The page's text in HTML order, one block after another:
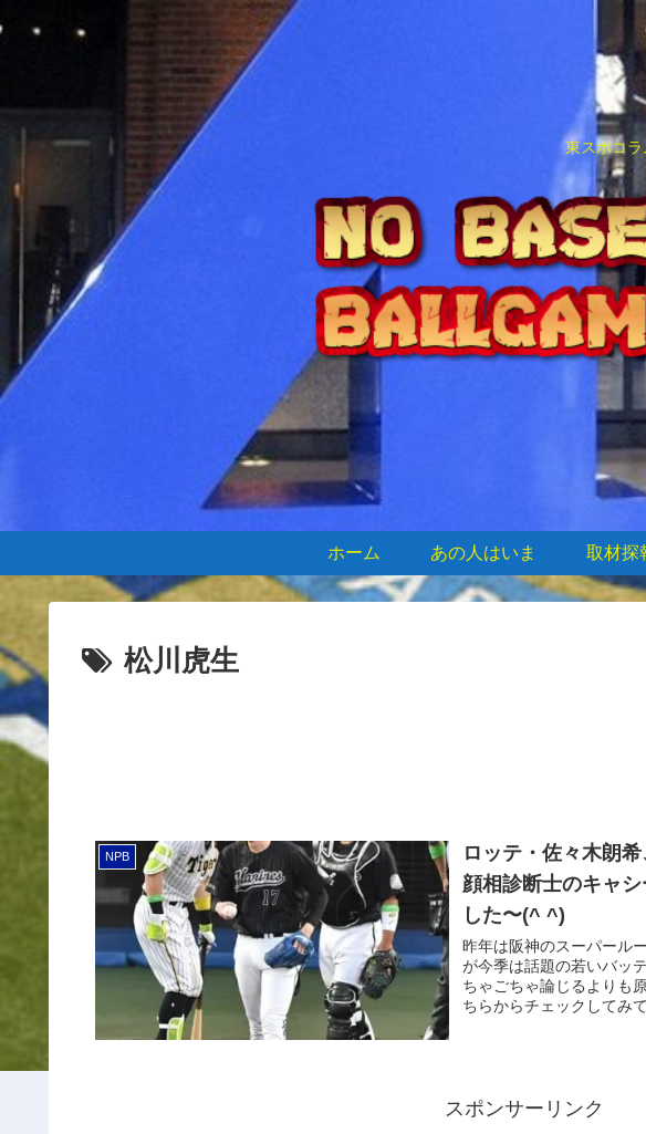
東スポコ
ホーム あの人はいま 取材探
松川虎生
NPB
ロッテ・佐々木朗
顔相診断士のキャ
した〜(^ ^)
昨年は阪神のスーパール
が今季は話題の若いバッ
ちゃごちゃ論じるよりも
ちらからチェックしてみ
スポンサーリンク